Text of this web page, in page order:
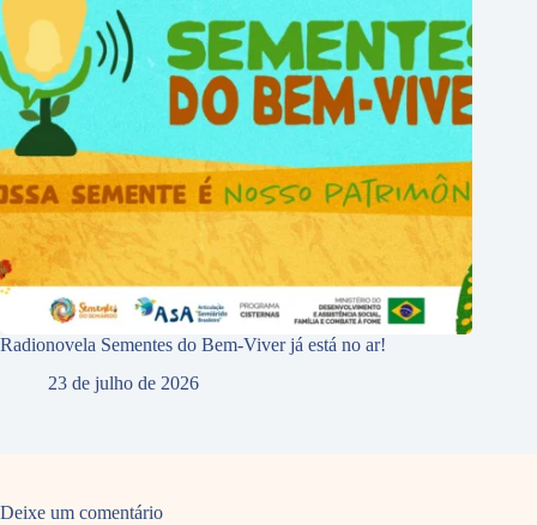
Radionovela Sementes do Bem-Viver já está no ar!
23 de julho de 2026
Deixe um comentário